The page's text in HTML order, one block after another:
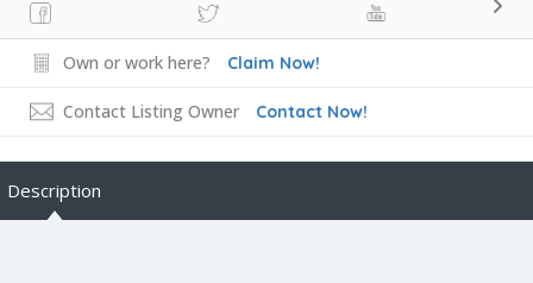
Own or work here? Claim Now!
Contact Listing Owner Contact Now!
Description